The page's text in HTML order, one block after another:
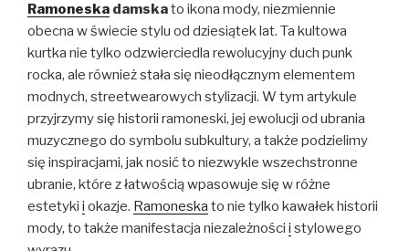
Ramoneska damskato ikona mody, niezmiennie
obecna w świecie stylu od dziesiątek lat. Ta kultowa
kurtka nie tylko odzwierciedla rewolucyjny duch punk
rocka, ale również stała się nieodłącznym elementem
modnych, streetwearowych stylizacji. W tym artykule
przyjrzymy się historii ramoneski, jej ewolucji od ubrania
muzycznego do symbolu subkultury, a także podzielimy
się inspiracjami, jak nosić to niezwykle wszechstronne
ubranie, które z łatwością wpasowuje się w różne
estetyki i okazje. Ramoneska to nie tylko kawałek historii
mody, to także manifestacja niezależności i stylowego